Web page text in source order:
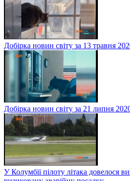
Добірка новин світу за 13 травня
Добірка новин світу за 21 липня
У Колумбії пілоту літака довелося